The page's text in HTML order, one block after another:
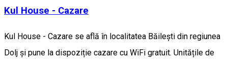
Kul House - Cazare
Kul House - Cazare se află în localitatea Băileşti din regiunea
Dolj și pune la dispoziție cazare cu WiFi gratuit. Unitățile de